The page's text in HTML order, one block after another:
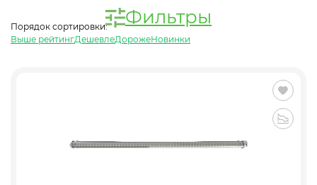
Фильтры
Порядок сортировки:
Выше рейтингДешевлеДорожеНовинки